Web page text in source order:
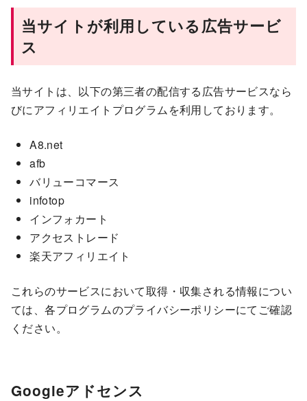
当サイトが利用している広告サービ
ス
当サイトは、以下の第三者の配信する広告サービスなら
びにアフィリエイトプログラムを利用しております。
A8.net
afb
バリューコマース
infotop
インフォカート
アクセストレード
楽天アフィリエイト
これらのサービスにおいて取得・収集される情報につい
ては、各プログラムのプライバシーポリシーにてご確認
ください。
Googleアドセンス